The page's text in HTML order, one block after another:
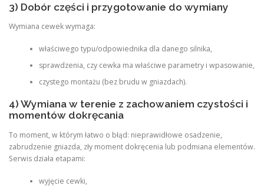
3) Dobór części i przygotowanie do wymiany
Wymiana cewek wymaga:
właściwego typu/odpowiednika dla danego silnika,
sprawdzenia, czy cewka ma właściwe parametry i wpasowanie,
czystego montażu (bez brudu w gniazdach).
4) Wymiana w terenie z zachowaniem czystości i
momentów dokręcania
To moment, w którym łatwo o błąd: nieprawidłowe osadzenie,
zabrudzenie gniazda, zły moment dokręcenia lub podmiana elementów.
Serwis działa etapami:
wyjęcie cewki,